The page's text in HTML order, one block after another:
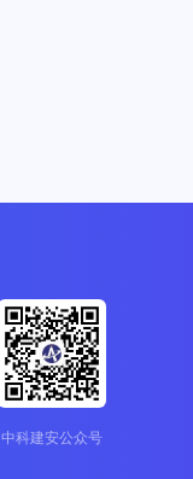
中科建安公众号